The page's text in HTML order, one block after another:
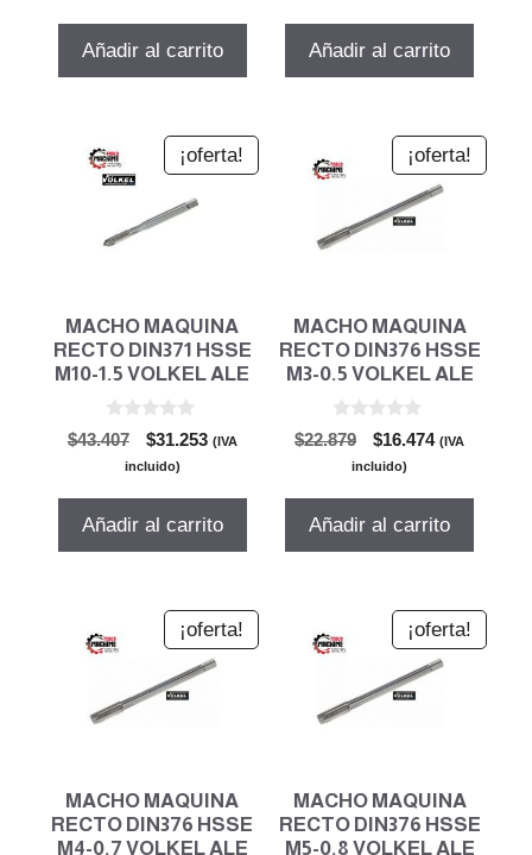
era:
Añadir al carrito
era:
Añadir al carrito
¡oferta!
MACHO MAQUINA
RECTO DIN371 HSSE
M10-1.5 VOLKEL ALE
0
d
$43.407
El
precio
era:
$31.253El(IVA
incluido)
Añadir al carrito
¡oferta!
MACHO MAQUINA
RECTO DIN376 HSSE
M3-0.5 VOLKEL ALE
0
d
$22.879
El
precio
era:
$16.474El(IVA
incluido)
Añadir al carrito
¡oferta!
MACHO MAQUINA
RECTO DIN376 HSSE
M4-0.7 VOLKEL ALE
¡oferta!
MACHO MAQUINA
RECTO DIN376 HSSE
M5-0.8 VOLKEL ALE